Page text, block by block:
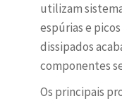
utilizam
espúrias e
dissipados
componentes
Os principais